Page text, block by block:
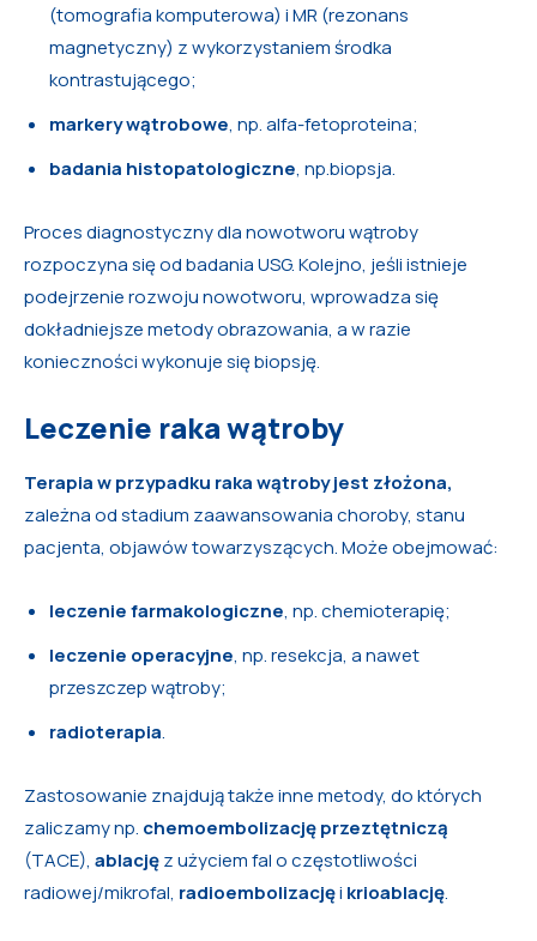
(tomografia komputerowa) i MR (rezonans
magnetyczny) z wykorzystaniem środka
kontrastującego;
markery wątrobowe, np. alfa-fetoproteina;
badania histopatologiczne, np.biopsja.
Proces diagnostyczny dla nowotworu wątroby
rozpoczyna się od badania USG. Kolejno, jeśli istnieje
podejrzenie rozwoju nowotworu, wprowadza się
dokładniejsze metody obrazowania, a w razie
konieczności wykonuje się biopsję.
Leczenie raka wątroby
Terapia w przypadku raka wątroby jest złożona,
zależna od stadium zaawansowania choroby, stanu
pacjenta, objawów towarzyszących. Może obejmować:
leczenie farmakologiczne, np. chemioterapię;
leczenie operacyjne, np. resekcja, a nawet
przeszczep wątroby;
radioterapia.
Zastosowanie znajdują także inne metody, do których
zaliczamy np. chemoembolizację przeztętniczą
(TACE), ablacjęz użyciem fal o częstotliwości
radiowej/mikrofal, radioembolizacjęi krioablację.